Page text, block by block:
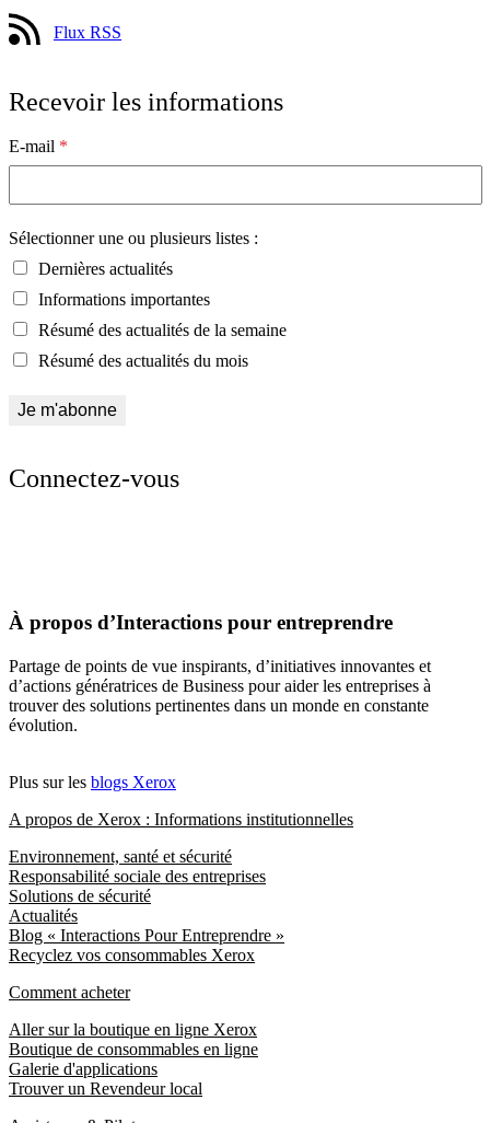
Flux RSS
Recevoir les informations
E-mail *
Sélectionner une ou plusieurs listes :
Dernières actualités
Informations importantes
Résumé des actualités de la semaine
Résumé des actualités du mois
Connectez-vous
À propos d’Interactions pour entreprendre
Partage de points de vue inspirants, d’initiatives innovantes et
d’actions génératrices de Business pour aider les entreprises à
trouver des solutions pertinentes dans un monde en constante
évolution.
Plus sur les blogs Xerox
A propos de Xerox : Informations institutionnelles
Environnement, santé et sécurité
Responsabilité sociale des entreprises
Solutions de sécurité
Actualités
Blog « Interactions Pour Entreprendre »
Recyclez vos consommables Xerox
Comment acheter
Aller sur la boutique en ligne Xerox
Boutique de consommables en ligne
Galerie d'applications
Trouver un Revendeur local